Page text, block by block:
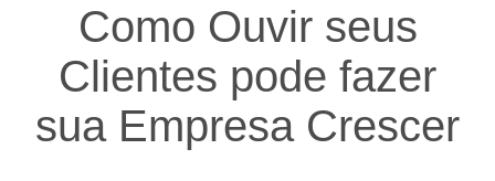
Como Ouvir seus
Clientes pode fazer
sua Empresa Crescer